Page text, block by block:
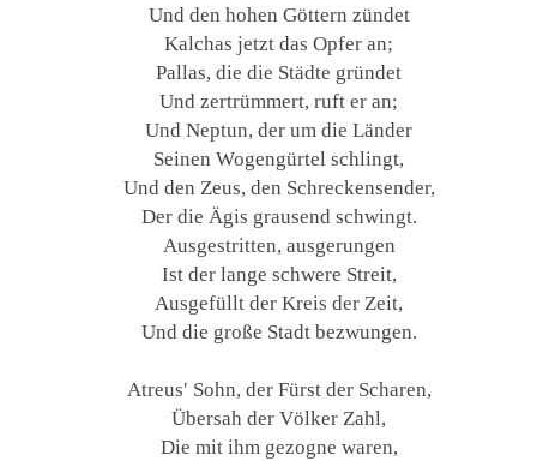
Und den hohen Göttern zündet
Kalchas jetzt das Opfer an;
Pallas, die die Städte gründet
Und zertrümmert, ruft er an;
Und Neptun, der um die Länder
Seinen Wogengürtel schlingt,
Und den Zeus, den Schreckensender,
Der die Ägis grausend schwingt.
Ausgestritten, ausgerungen
Ist der lange schwere Streit,
Ausgefüllt der Kreis der Zeit,
Und die große Stadt bezwungen.
Atreus′ Sohn, der Fürst der Scharen,
Übersah der Völker Zahl,
Die mit ihm gezogne waren,